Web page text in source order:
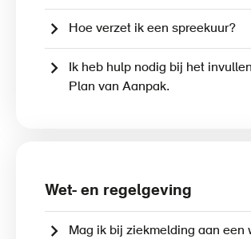
Hoe verzet ik een spreekuur?
Ik heb hulp nodig bij het
Plan van Aanpak.
Wet- en regelgeving
Mag ik bij ziekmelding aan een